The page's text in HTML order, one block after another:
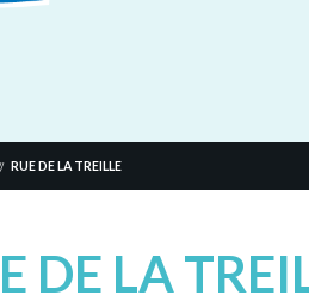
RUE DE LA TREILLE
DE LA